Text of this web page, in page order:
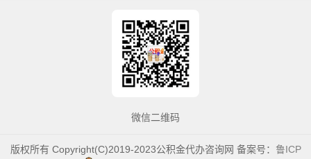
微信二维码
版权所有 Copyright(C)2019-2023公积金代办咨询网 备案号： 鲁ICP